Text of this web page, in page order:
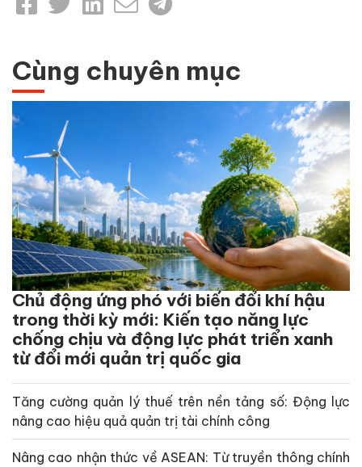
Cùng chuyên mục
Chủ động ứng phó với biến đổi khí hậu
trong thời kỳ mới: Kiến tạo năng lực
chống chịu và động lực phát triển xanh
từ đổi mới quản trị quốc gia
Tăng cường quản lý thuế trên nền tảng số: Động lực
nâng cao hiệu quả quản trị tài chính công
Nâng cao nhận thức về ASEAN: Từ truyền thông chính